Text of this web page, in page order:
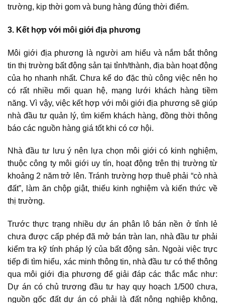
trường, kịp thời gom và bung hàng đúng thời điểm.
3. Kết hợp với môi giới địa phương
Môi giới địa phương là người am hiểu và nắm bắt thông
tin thị trường bất động sản tại tỉnh/thành, địa bàn hoạt động
của họ nhanh nhất. Chưa kể do đặc thù công việc nên họ
có rất nhiều mối quan hệ, mạng lưới khách hàng tiềm
năng. Vì vậy, việc kết hợp với môi giới địa phương sẽ giúp
nhà đầu tư quản lý, tìm kiếm khách hàng, đồng thời thông
báo các nguồn hàng giá tốt khi có cơ hội.
Nhà đầu tư lưu ý nên lựa chọn môi giới có kinh nghiệm,
thuộc công ty môi giới uy tín, hoạt động trên thị trường từ
khoảng 2 năm trở lên. Tránh trường hợp thuê phải “cò nhà
đất”, làm ăn chộp giật, thiếu kinh nghiệm và kiến thức về
thị trường.
Trước thực trạng nhiều dự án phân lô bán nền ở tỉnh lẻ
chưa được cấp phép đã mở bán tràn lan, nhà đầu tư phải
kiểm tra kỹ tính pháp lý của bất động sản. Ngoài việc trực
tiếp đi tìm hiểu, xác minh thông tin, nhà đầu tư có thể thông
qua môi giới địa phương để giải đáp các thắc mắc như:
Dự án có chủ trương đầu tư hay quy hoạch 1/500 chưa,
nguồn gốc đất dự án có phải là đất nông nghiệp không,